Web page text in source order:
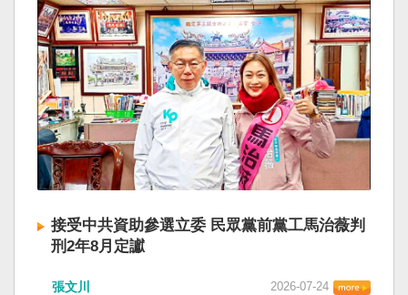
接受中共資助參選立委 民眾黨前黨工馬治薇判
刑2年8月定讞
張文川 2026-07-24